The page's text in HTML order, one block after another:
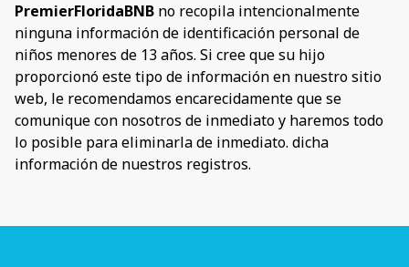
PremierFloridaBNB no recopila intencionalmente
ninguna información de identificación personal de
niños menores de 13 años. Si cree que su hijo
proporcionó este tipo de información en nuestro sitio
web, le recomendamos encarecidamente que se
comunique con nosotros de inmediato y haremos todo
lo posible para eliminarla de inmediato. dicha
información de nuestros registros.